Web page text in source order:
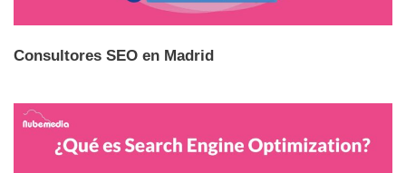
Consultores SEO en Madrid